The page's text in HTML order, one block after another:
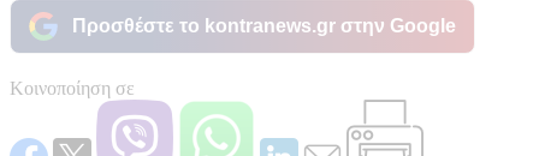
Προσθέστε το kontranews.gr στην Google
Κοινοποίηση σε